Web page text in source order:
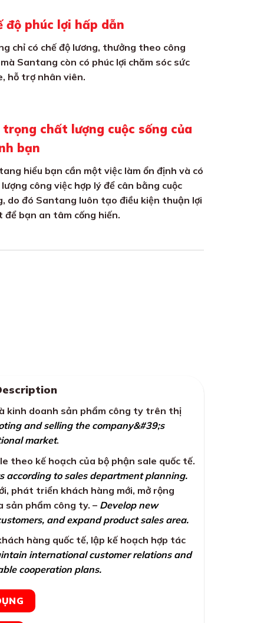
độ phúc lợi hấp dẫn
chỉ có chế độ lương, thưởng theo công
Santang còn có phúc lợi chăm sóc sức
hỗ trợ nhân viên.
trọng chất lượng cuộc sống của
bạn
hiểu bạn cần một việc làm ổn định và có
công việc hợp lý để cân bằng cuộc
do đó Santang luôn tạo điều kiện thuận lợi
để bạn an tâm cống hiến.
kinh doanh sản phẩm công ty trên thị
and selling the company&#39;s
market.
theo kế hoạch của bộ phận sale quốc tế.
according to sales department planning.
phát triển khách hàng mới, mở rộng
sản phẩm công ty. –Develop new
and expand product sales area.
hàng quốc tế, lập kế hoạch hợp tác
international customer relations and
cooperation plans.